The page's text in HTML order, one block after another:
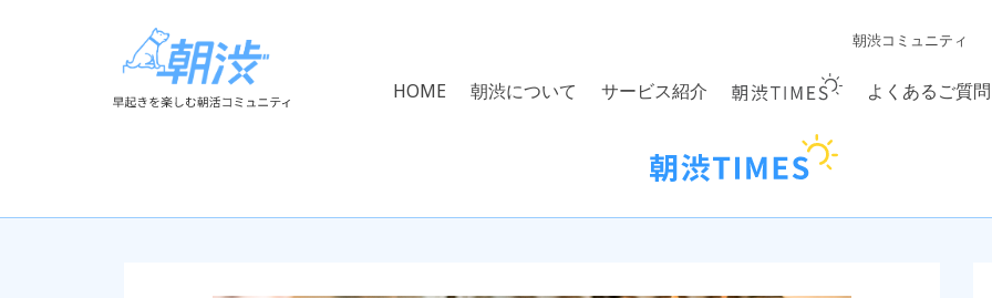
朝渋コミュニティ
HOME 朝渋について サービス紹介 よくあるご質問